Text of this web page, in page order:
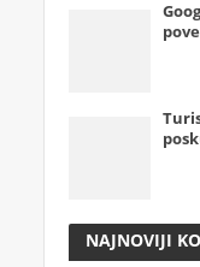
NAJNOVIJI